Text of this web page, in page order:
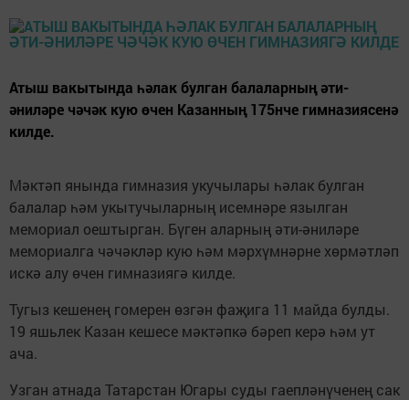
Атыш вакытында һәлак булган балаларның әти-
әниләре чәчәк кую өчен Казанның 175нче гимназиясенә
килде.
Мәктәп янында гимназия укучылары һәлак булган
балалар һәм укытучыларның исемнәре язылган
мемориал оештырган. Бүген аларның әти-әниләре
мемориалга чәчәкләр кую һәм мәрхүмнәрне хөрмәтләп
искә алу өчен гимназиягә килде.
Тугыз кешенең гомерен өзгән фаҗига 11 майда булды.
19 яшьлек Казан кешесе мәктәпкә бәреп керә һәм ут
ача.
Узган атнада Татарстан Югары суды гаепләнүченең сак